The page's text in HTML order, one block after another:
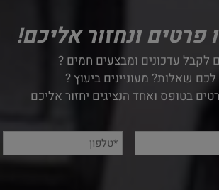
פרטים ונחזור אליכם!
לקבל עדכונים ומבצעים חמים ?
שאלות? מעוניינים ביעוץ ?
בטופס ואחד הנציגים יחזור אליכם